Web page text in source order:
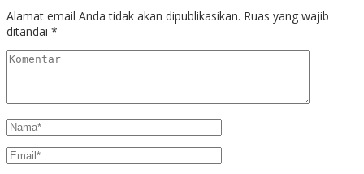
Alamat email Anda tidak akan dipublikasikan. Ruas yang wajib
ditandai *